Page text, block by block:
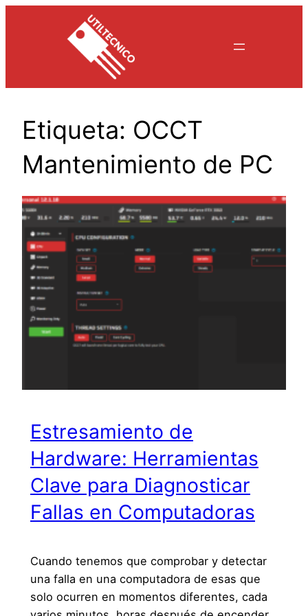
Etiqueta: OCCT
Mantenimiento de PC
Estresamiento de
Hardware: Herramientas
Clave para Diagnosticar
Fallas en Computadoras
Cuando tenemos que comprobar y detectar
una falla en una computadora de esas que
solo ocurren en momentos diferentes, cada